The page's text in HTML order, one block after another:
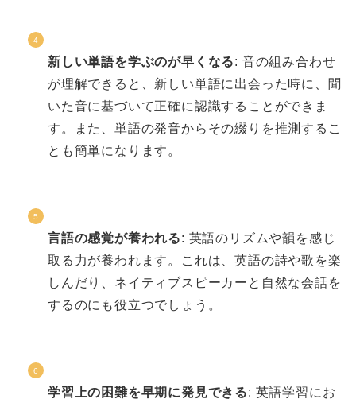
新しい単語を学ぶのが早くなる: 音の組み合わせ
が理解できると、新しい単語に出会った時に、聞
いた音に基づいて正確に認識することができま
す。また、単語の発音からその綴りを推測するこ
とも簡単になります。
言語の感覚が養われる: 英語のリズムや韻を感じ
取る力が養われます。これは、英語の詩や歌を楽
しんだり、ネイティブスピーカーと自然な会話を
するのにも役立つでしょう。
学習上の困難を早期に発見できる: 英語学習にお